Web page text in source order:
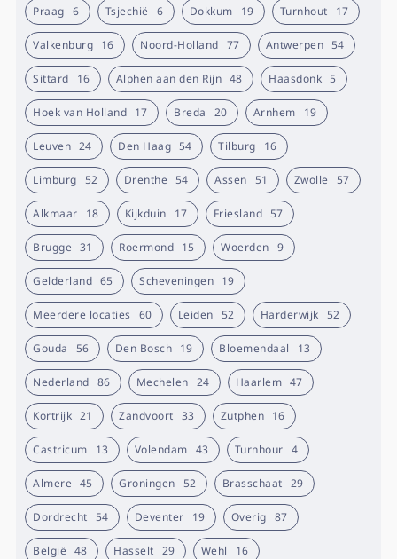
Praag 6 Tsjechië 6 Dokkum 19 Turnhout 17
Valkenburg 16 Noord-Holland 77 Antwerpen 54
Sittard 16 Alphen aan den Rijn 48 Haasdonk 5
Hoek van Holland 17 Breda 20 Arnhem 19
Leuven 24 Den Haag 54 Tilburg 16
Limburg 52 Drenthe 54 Assen 51 Zwolle 57
Alkmaar 18 Kijkduin 17 Friesland 57
Brugge 31 Roermond 15 Woerden 9
Gelderland 65 Scheveningen 19
Meerdere locaties 60 Leiden 52 Harderwijk 52
Gouda 56 Den Bosch 19 Bloemendaal 13
Nederland 86 Mechelen 24 Haarlem 47
Kortrijk 21 Zandvoort 33 Zutphen 16
Castricum 13 Volendam 43 Turnhour 4
Almere 45 Groningen 52 Brasschaat 29
Dordrecht 54 Deventer 19 Overig 87
België 48 Hasselt 29 Wehl 16